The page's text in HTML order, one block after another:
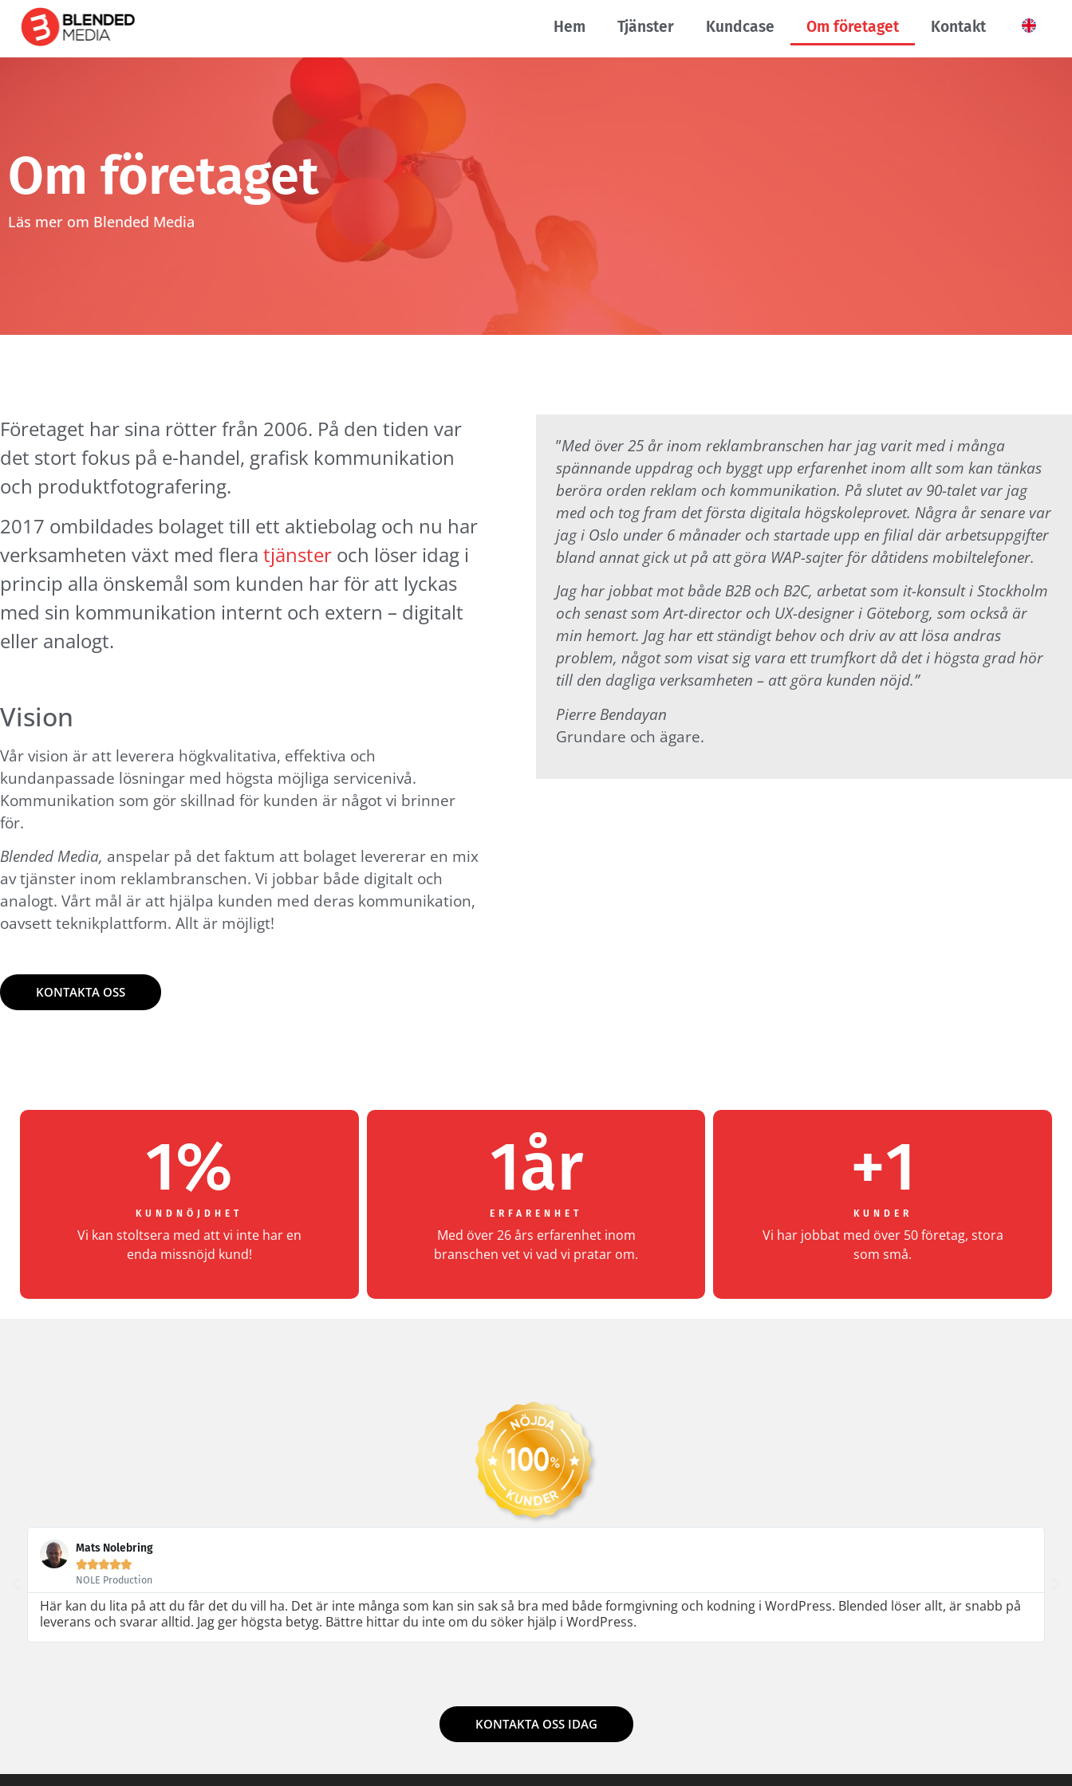
Hem Tjänster Kundcase Om företaget Kontakt
Om företaget
Läs mer om Blended Media
Företaget har sina rötter från 2006. På den tiden var
det stort fokus på e-handel, grafisk kommunikation
och produktfotografering.
2017 ombildades bolaget till ett aktiebolag och nu har
verksamheten växt med flera tjänster och löser idag i
princip alla önskemål som kunden har för att lyckas
med sin kommunikation internt och extern – digitalt
eller analogt.
Vision
Vår vision är att leverera högkvalitativa, effektiva och
kundanpassade lösningar med högsta möjliga servicenivå.
Kommunikation som gör skillnad för kunden är något vi brinner
för.
Blended Media, anspelar på det faktum att bolaget levererar en mix
av tjänster inom reklambranschen. Vi jobbar både digitalt och
analogt. Vårt mål är att hjälpa kunden med deras kommunikation,
oavsett teknikplattform. Allt är möjligt!
KONTAKTA OSS
”Med över 25 år inom reklambranschen har jag varit med i många
spännande uppdrag och byggt upp erfarenhet inom allt som kan tänkas
beröra orden reklam och kommunikation. På slutet av 90-talet var jag
med och tog fram det första digitala högskoleprovet. Några år senare var
jag i Oslo under 6 månader och startade upp en filial där arbetsuppgifter
bland annat gick ut på att göra WAP-sajter för dåtidens mobiltelefoner.
Jag har jobbat mot både B2B och B2C, arbetat som it-konsult i Stockholm
och senast som Art-director och UX-designer i Göteborg, som också är
min hemort. Jag har ett ständigt behov och driv av att lösa andras
problem, något som visat sig vara ett trumfkort då det i högsta grad hör
till den dagliga verksamheten – att göra kunden nöjd.”
Pierre Bendayan
Grundare och ägare.
KUNDNÖJDHET
1%
Vi kan stoltsera med att vi inte har en
enda missnöjd kund!
ERFARENHET
1år
Med över 26 års erfarenhet inom
branschen vet vi vad vi pratar om.
KUNDER
+1
Vi har jobbat med över 50 företag, stora
som små.
Mats Nolebring

NOLE Production
Här kan du lita på att du får det du vill ha. Det är inte många som kan sin sak så bra med både formgivning och kodning i WordPress. Blended löser allt, är snabb på
leverans och svarar alltid. Jag ger högsta betyg. Bättre hittar du inte om du söker hjälp i WordPress.
KONTAKTA OSS IDAG
Nödvändiga
Dessa kakor
behövs för
att hemsidan
över huvud
taget ska
fungera.
För att vi ska
kunna
förbättra
hemsidans
uppbyggnad,
baserat på
hur
Upplevelse
ditt besök.
kommer viss
surfar ökar du
chansen att få se
personligt
anpassat innehåll
och
erbjudanden.